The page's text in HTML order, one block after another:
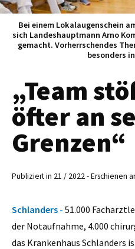
Bei einem Lokalaugenschein
sich Landeshauptmann Arno
gemacht. Vorherrschendes
besonders
„Team
öfter an
Grenzen“
Publiziert in 21 / 2022 - Erschienen
Schlanders - 51.000
der Notaufnahme, 4.000
das Krankenhaus Schlanders